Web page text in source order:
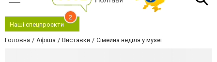
Наші спецпроєкти
2
Головна Афіша Виставки Сімейна неділя у музеї